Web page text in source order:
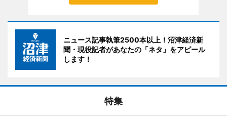
ニュース記事執筆2500本以上！沼津経済新
聞・現役記者があなたの「ネタ」をアピール
します！
特集